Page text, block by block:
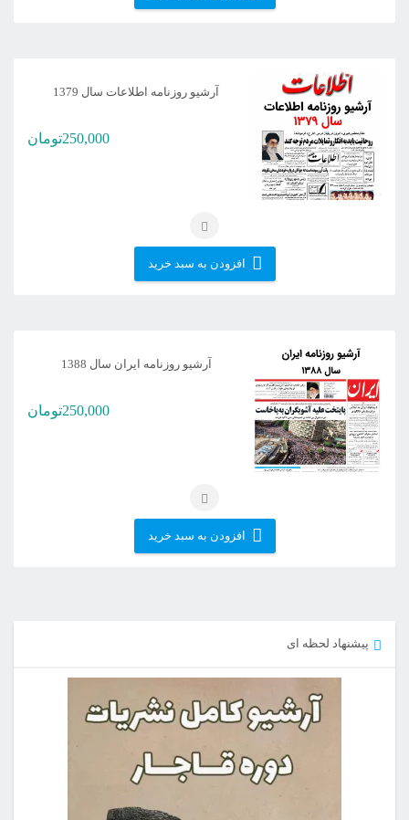
آرشیو روزنامه اطلاعات سال 1379
250,000تومان
افزودن به سبد خرید
آرشیو روزنامه ایران سال 1388
250,000تومان
افزودن به سبد خرید
پیشنهاد لحظه ای